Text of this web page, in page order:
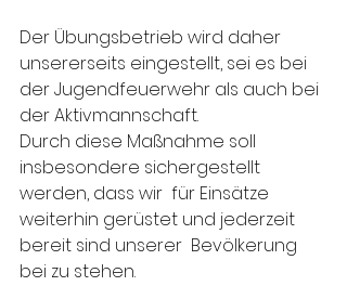
Der Übungsbetrieb wird daher
unsererseits eingestellt, sei es bei
der Jugendfeuerwehr als auch bei
der Aktivmannschaft.
Durch diese Maßnahme soll
insbesondere sichergestellt
werden, dass wir  für Einsätze
weiterhin gerüstet und jederzeit
bereit sind unserer  Bevölkerung
bei zu stehen.